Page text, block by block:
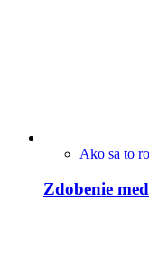
Ako sa to
Zdobenie